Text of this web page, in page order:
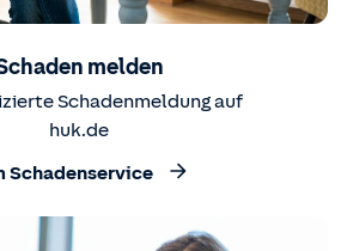
melden
Schadenmeldung auf
huk.de
Schadenservice